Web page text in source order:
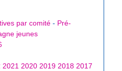
par comité - Pré-
jeunes
2021 2020 2019 2018 2017